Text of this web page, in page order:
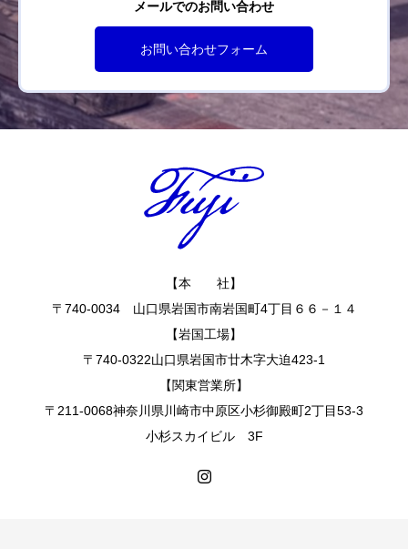
メールでのお問い合わせ
お問い合わせフォーム
【本 社】
〒740-0034 山口県岩国市南岩国町4丁目６６－１４
【岩国工場】
〒740-0322山口県岩国市廿木字大迫423-1
【関東営業所】
〒211-0068神奈川県川崎市中原区小杉御殿町2丁目53-3
小杉スカイビル 3F